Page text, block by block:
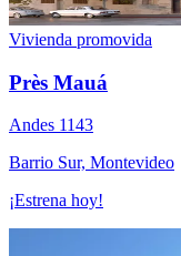
Vivienda promovida
Près Mauá
Andes 1143
Barrio Sur, Montevideo
¡Estrena hoy!